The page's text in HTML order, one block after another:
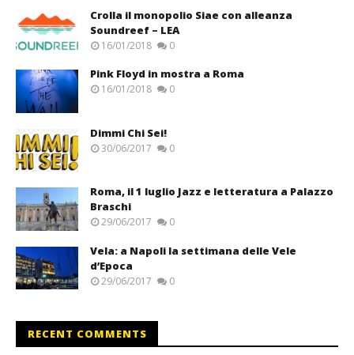
Crolla il monopolio Siae con alleanza
Soundreef – LEA
16/01/2018 0
Pink Floyd in mostra a Roma
16/01/2018 0
Dimmi Chi Sei!
30/06/2017 0
Roma, il 1 luglio Jazz e letteratura a Palazzo
Braschi
29/06/2017 0
Vela: a Napoli la settimana delle Vele
d’Epoca
29/06/2017 0
RECENT COMMENTS